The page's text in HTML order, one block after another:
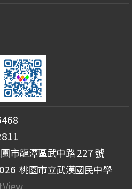
市龍潭區武中路 227 號
桃園市立武漢國民中學